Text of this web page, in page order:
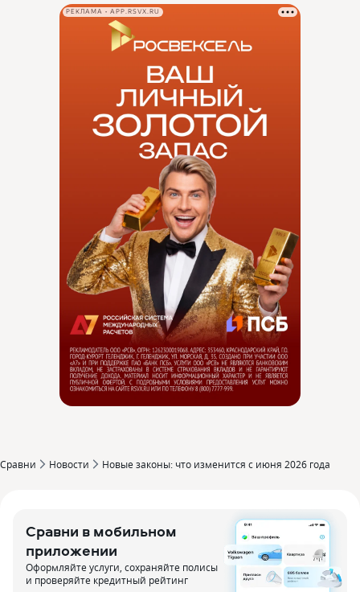
РЕКЛАМА • APP.RSVX.RU
Сравни Новости Новые законы: что изменится с июня 2026 года
Сравни в мобильном
приложении
Оформляйте услуги, сохраняйте полисы
и проверяйте кредитный рейтинг